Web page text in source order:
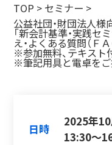
TOP > セミナー >
公益社団・財団法人様
「新会計基準・実践
え・よくある質問（ＦＡ
※参加無料、テキスト
※筆記用具と電卓を
日時
2025年
13:30～